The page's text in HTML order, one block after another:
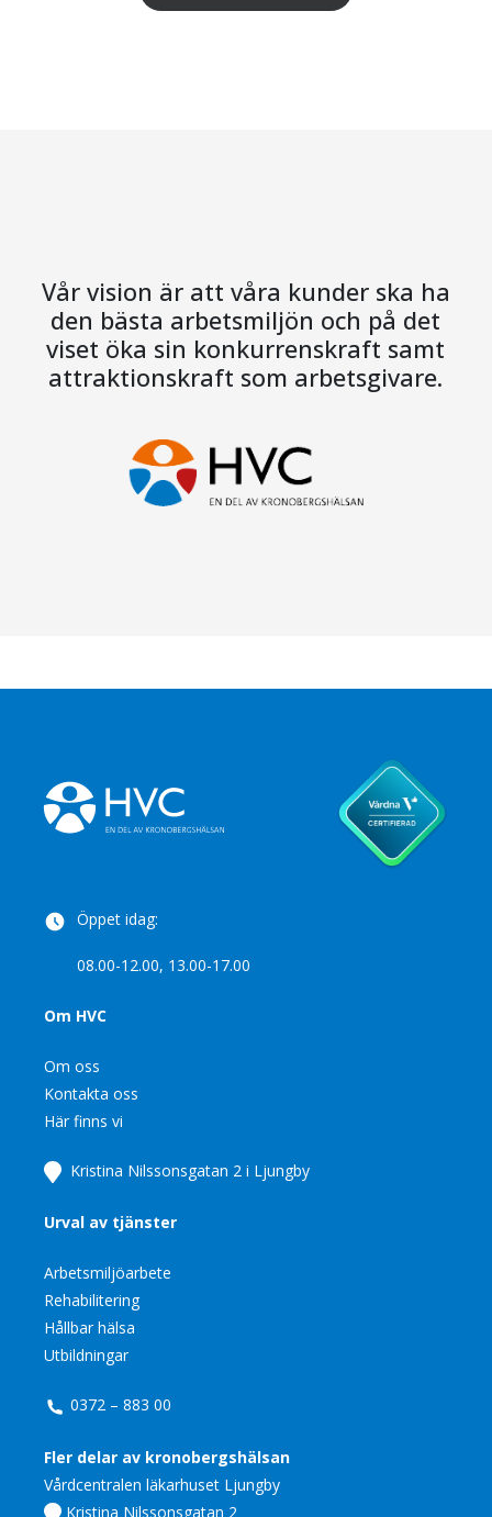
Vår vision är att våra kunder ska ha
den bästa arbetsmiljön och på det
viset öka sin konkurrenskraft samt
attraktionskraft som arbetsgivare.
Öppet idag:
08.00-12.00, 13.00-17.00
Om HVC
Om oss
Kontakta oss
Här finns vi
Kristina Nilssonsgatan 2 i Ljungby
Urval av tjänster
Arbetsmiljöarbete
Rehabilitering
Hållbar hälsa
Utbildningar
0372 – 883 00
Fler delar av kronobergshälsan
Vårdcentralen läkarhuset Ljungby
Kristina Nilssonsgatan 2